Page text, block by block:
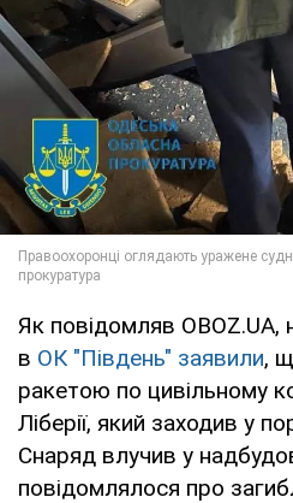
Як повідомляв OBOZ.UA,
в ОК "Південь" заявили,
ракетою по цивільному
Ліберії, який заходив у
Снаряд влучив у
повідомлялося про